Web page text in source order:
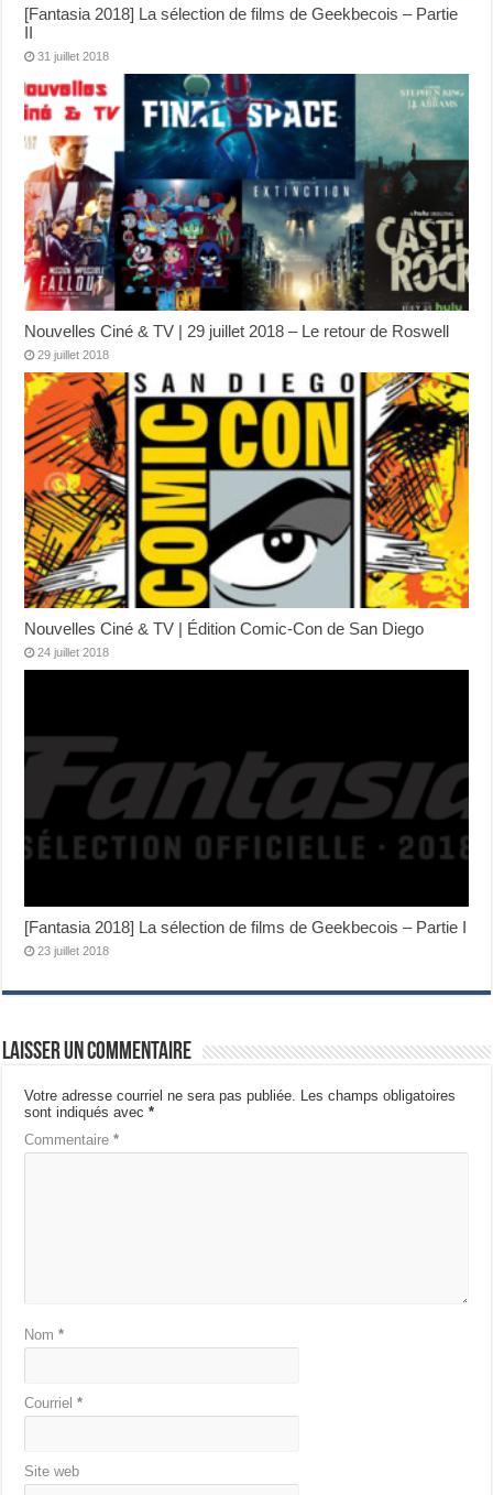
[Fantasia 2018] La sélection de films de Geekbecois – Partie
II
31 juillet 2018
Nouvelles Ciné & TV | 29 juillet 2018 – Le retour de Roswell
29 juillet 2018
Nouvelles Ciné & TV | Édition Comic-Con de San Diego
24 juillet 2018
[Fantasia 2018] La sélection de films de Geekbecois – Partie I
23 juillet 2018
Laisser un commentaire
Votre adresse courriel ne sera pas publiée. Les champs obligatoires
sont indiqués avec*
Commentaire*
Nom*
Courriel*
Site web